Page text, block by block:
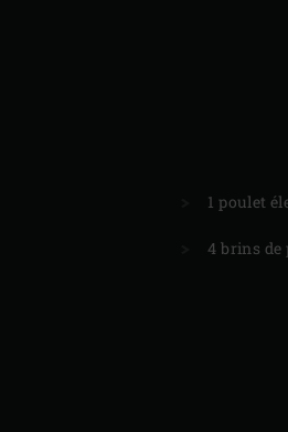
1 poulet
4 brins